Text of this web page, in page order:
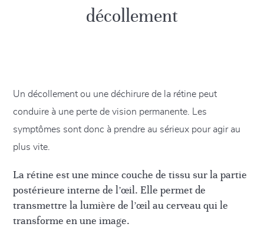
décollement
Un décollement ou une déchirure de la rétine peut
conduire à une perte de vision permanente. Les
symptômes sont donc à prendre au sérieux pour agir au
plus vite.
La rétine est une mince couche de tissu sur la partie
postérieure interne de l’œil. Elle permet de
transmettre la lumière de l’œil au cerveau qui le
transforme en une image.